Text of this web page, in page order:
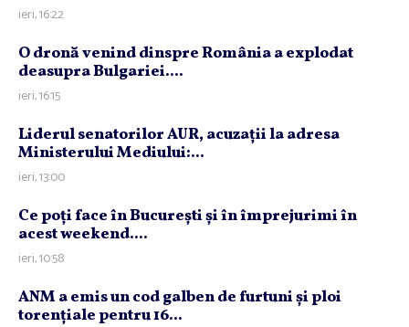
ieri, 16:22
O dronă venind dinspre România a explodat
deasupra Bulgariei....
ieri, 16:15
Liderul senatorilor AUR, acuzaţii la adresa
Ministerului Mediului:...
ieri, 13:00
Ce poţi face în Bucureşti şi în împrejurimi în
acest weekend....
ieri, 10:58
ANM a emis un cod galben de furtuni şi ploi
torenţiale pentru 16...